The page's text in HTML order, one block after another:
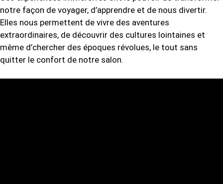
notre façon de voyager, d’apprendre et de nous divertir.
Elles nous permettent de vivre des aventures
extraordinaires, de découvrir des cultures lointaines et
même d’chercher des époques révolues, le tout sans
quitter le confort de notre salon.